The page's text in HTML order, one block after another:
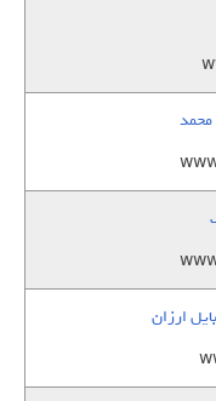
محمد
ارزان